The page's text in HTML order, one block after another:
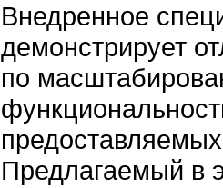
Внедренное
демонстрирует
по
Предлагаемый в